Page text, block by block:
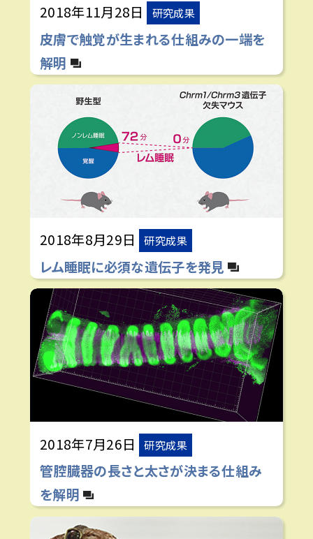
2018年11月28日 研究成果
皮膚で触覚が生まれる仕組みの一端を
解明
2018年8月29日 研究成果
レム睡眠に必須な遺伝子を発見
2018年7月26日 研究成果
管腔臓器の長さと太さが決まる仕組み
を解明